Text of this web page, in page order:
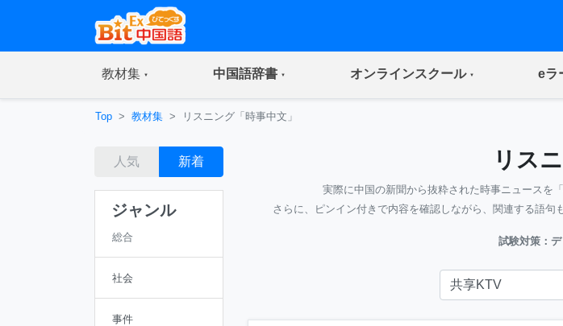
教材集(current) 中国語辞書(current) オンラインスクール(current) eラ
Top 教材集 リスニング「時事中文」
人気 新着
ジャンル
総合
社会
事件
リス
実際に中国の新聞から抜粋された時事ニュースを
さらに、ピンイン付きで内容を確認しながら、関連する語句
試験対策：